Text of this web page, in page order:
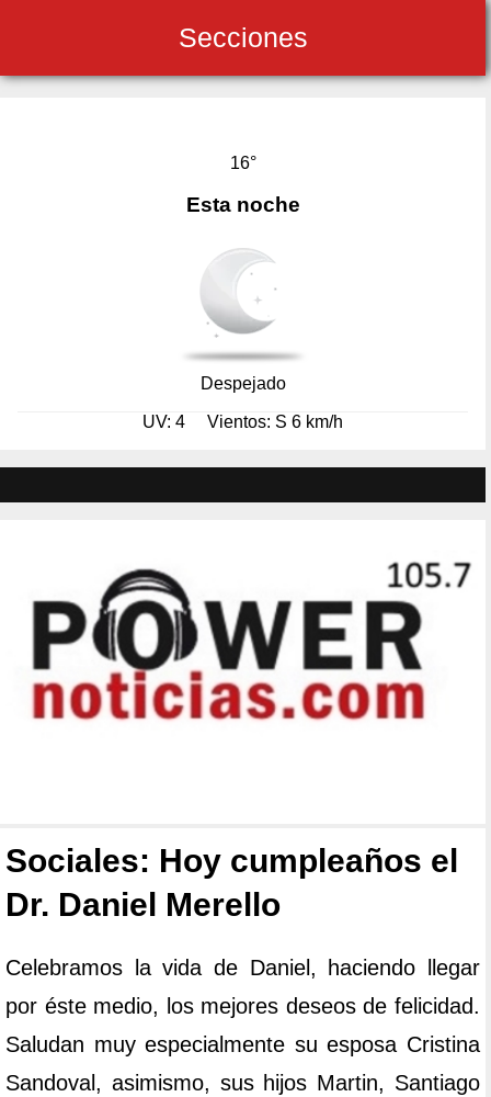
Secciones
16°
Esta noche
Despejado
UV: 4 Vientos: S 6 km/h
Sociales: Hoy cumpleaños el
Dr. Daniel Merello
Celebramos la vida de Daniel, haciendo llegar
por éste medio, los mejores deseos de felicidad.
Saludan muy especialmente su esposa Cristina
Sandoval, asimismo, sus hijos Martin, Santiago